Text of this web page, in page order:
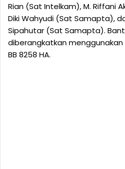
Rian (Sat Intelkam), M. Riffani
Diki Wahyudi (Sat Samapta),
Sipahutar (Sat Samapta).
diberangkatkan
BB 8258 HA.